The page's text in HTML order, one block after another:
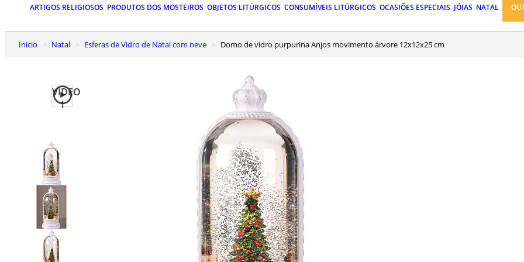
ARTIGOS RELIGIOSOS PRODUTOS DOS MOSTEIROS OBJETOS LITÚRGICOS CONSUMÍVEIS LITÚRGICOS OCASIÕES ESPECIAIS JÓIAS NATAL
Inicio Natal Esferas de Vidro de Natal com neve Domo de vidro purpurina Anjos movimento árvore 12x12x25 cm
VIDEO
1